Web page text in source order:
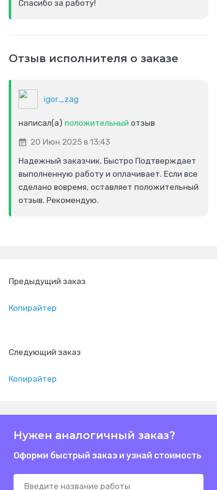
Спасибо за работу!
Отзыв исполнителя о заказе
igor_zag
написал(а) положительный отзыв
20 Июн 2025 в 13:43
Надежный заказчик. Быстро Подтверждает
выполненную работу и оплачивает. Если все
сделано вовремя, оставляет положительный
отзыв. Рекомендую.
Предыдущий заказ
Копирайтер
Следующий заказ
Копирайтер
Нужен аналогичный заказ?
Оформи быстрый заказ и узнай стоимость